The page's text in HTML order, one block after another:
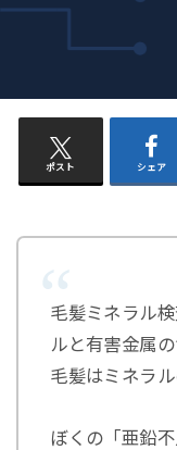
ポスト シェア
毛髪ミネラル
ルと有害金属
毛髪はミネラ
ぼくの「亜鉛